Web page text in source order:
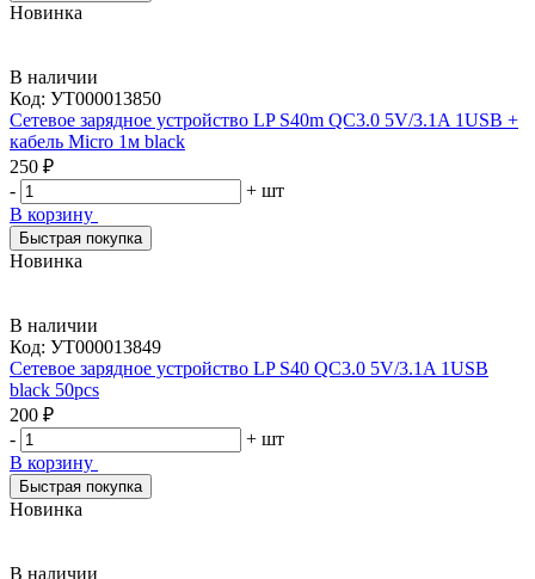
Новинка
В наличии
Код: УТ000013850
Сетевое зарядное устройство LP S40m QC3.0 5V/3.1A 1USB +
кабель Micro 1м black
250 ₽
-
+ шт
В корзину
Быстрая покупка
Новинка
В наличии
Код: УТ000013849
Сетевое зарядное устройство LP S40 QC3.0 5V/3.1A 1USB
black 50pcs
200 ₽
-
+ шт
В корзину
Быстрая покупка
Новинка
В наличии